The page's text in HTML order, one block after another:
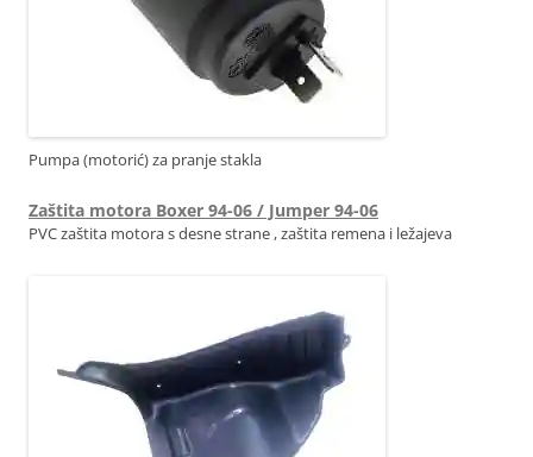
Pumpa (motorić) za pranje stakla
Zaštita motora Boxer 94-06 / Jumper 94-06
PVC zaštita motora s desne strane , zaštita remena i ležajeva